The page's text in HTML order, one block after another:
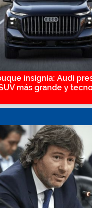
insignia: Audi
más grande y